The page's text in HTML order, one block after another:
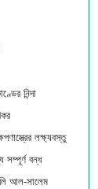
নিন্দা
লক্ষ্যবস্তু
সম্পূর্ণ বন্ধ
আল-সালেম